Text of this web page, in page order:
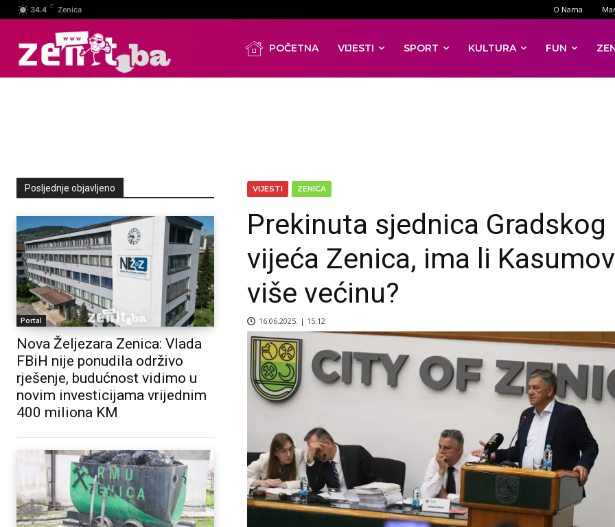
34.4 C Zenica O Nama
POČETNA VIJESTI SPORT KULTURA FUN
Posljednje objavljeno
Portal
Nova Željezara Zenica: Vlada
FBiH nije ponudila održivo
rješenje, budućnost vidimo u
novim investicijama vrijednim
400 miliona KM
VIJESTI ZENICA
Prekinuta sjednica Gradskog
vijeća Zenica, ima li
više većinu?
16.06.2025. | 15:12